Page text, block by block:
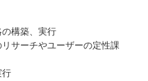
の構築、実行
サーチやユーザーの定性課
行